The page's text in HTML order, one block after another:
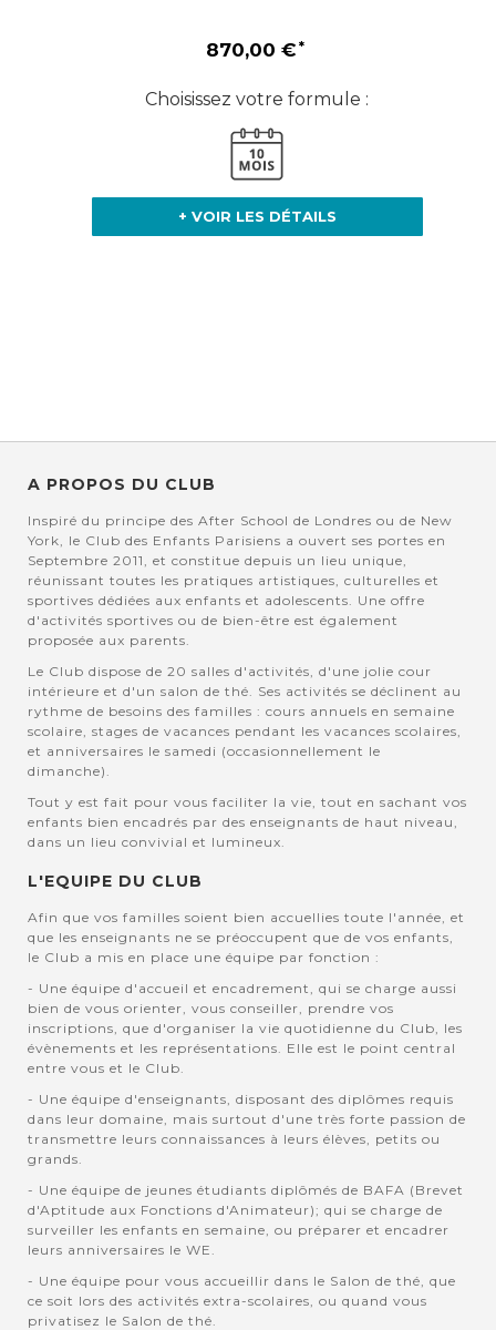
870,00 €
Choisissez votre formule :
+ VOIR LES DÉTAILS
A PROPOS DU CLUB
Inspiré du principe des After School de Londres ou de New
York, le Club des Enfants Parisiens a ouvert ses portes en
Septembre 2011, et constitue depuis un lieu unique,
réunissant toutes les pratiques artistiques, culturelles et
sportives dédiées aux enfants et adolescents. Une offre
d'activités sportives ou de bien-être est également
proposée aux parents.
Le Club dispose de 20 salles d'activités, d'une jolie cour
intérieure et d'un salon de thé. Ses activités se déclinent au
rythme de besoins des familles : cours annuels en semaine
scolaire, stages de vacances pendant les vacances scolaires,
et anniversaires le samedi (occasionnellement le
dimanche).
Tout y est fait pour vous faciliter la vie, tout en sachant vos
enfants bien encadrés par des enseignants de haut niveau,
dans un lieu convivial et lumineux.
L'EQUIPE DU CLUB
Afin que vos familles soient bien accuellies toute l'année, et
que les enseignants ne se préoccupent que de vos enfants,
le Club a mis en place une équipe par fonction :
- Une équipe d'accueil et encadrement, qui se charge aussi
bien de vous orienter, vous conseiller, prendre vos
inscriptions, que d'organiser la vie quotidienne du Club, les
évènements et les représentations. Elle est le point central
entre vous et le Club.
- Une équipe d'enseignants, disposant des diplômes requis
dans leur domaine, mais surtout d'une très forte passion de
transmettre leurs connaissances à leurs élèves, petits ou
grands.
- Une équipe de jeunes étudiants diplômés de BAFA (Brevet
d'Aptitude aux Fonctions d'Animateur); qui se charge de
surveiller les enfants en semaine, ou préparer et encadrer
leurs anniversaires le WE.
- Une équipe pour vous accueillir dans le Salon de thé, que
ce soit lors des activités extra-scolaires, ou quand vous
privatisez le Salon de thé.